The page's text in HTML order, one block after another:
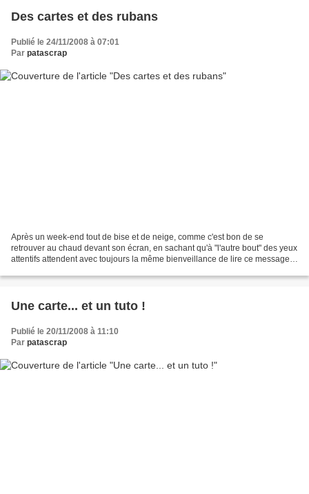
Des cartes et des rubans
Publié le 24/11/2008 à 07:01
Par patascrap
Après un week-end tout de bise et de neige, comme c'est bon de se
retrouver au chaud devant son écran, en sachant qu'à "l'autre bout" des yeux
attentifs attendent avec toujours la même bienveillance de lire ce message
Une carte... et un tuto !
Publié le 20/11/2008 à 11:10
Par patascrap